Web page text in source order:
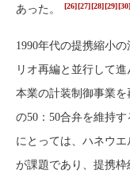
あった。
[26][27][28][29][30]
1990年代の提携縮小
リオ再編と並行して
本業の計装制御事業
の50：50合弁を維持
にとっては、ハネウ
が課題であり、提携